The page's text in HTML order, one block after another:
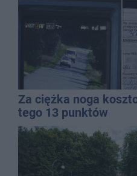
Za ciężka noga
tego 13 punktów